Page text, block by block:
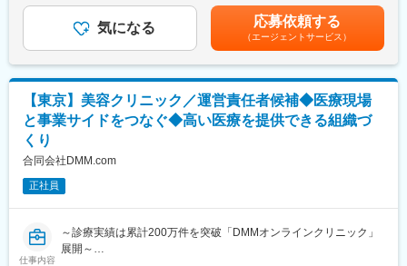
1→100のスケーリング、両方のフェーズを経験することができま
す。今後の展開においては、社会性と市場性の両立が求められる
チャレンジングな環境で、自ら事業成長を牽引できるポジション
■想定されるキャリアパス
事務長や本部マネジメント、新規事業推進など多様なキャリア構
築が可能です。
変更の範囲：会社の定める業務
・業務改善や運営体制の整備
・地域の医療機関や関係機関との連携、関係構築
・広報活動や地域への情報発信
医療業界未経験の方も、これまでのマネジメント経験やコミュニ
ケーション力を活かしてご活躍いただけます。
入職後は先輩社員がサポートしながら、クリニック運営に必要な
医師、看護師、アシスタント、医療事務など様々な職種と関わり
スタッフとの面談やフォロー、業務改善の提案、地域との連携な
ど、人と関わる機会の多いポジションです。
給与補足＞※経験・スキルにより決定します。賃金はあくまでも目
安の金額であり、選考を通じて上下する可能性があります。月給
(月額)は固定手当を含めた表記です。
気になる 応募依頼する
（エージェントサービス）
【東京】美容クリニック／運営責任者候補◆医療現場
と事業サイドをつなぐ◆高い医療を提供できる組織づ
くり
合同会社DMM.com
正社員
仕事内容
～診療実績は累計200万件を突破「DMMオンラインクリニック」
展開～